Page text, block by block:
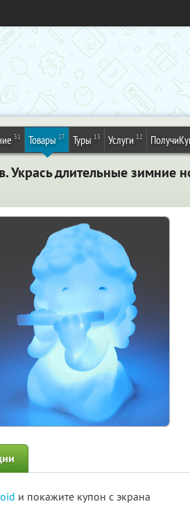
31 Товары 27 Туры 13 Услуги 12
Укрась длительные зимние
и покажите купон с экрана